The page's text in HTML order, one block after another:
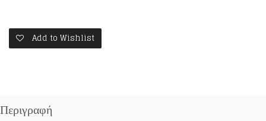
ΜΠΕΛΑΔΕΣ
ποσότηταAdd to Wishlist
Περιγραφή